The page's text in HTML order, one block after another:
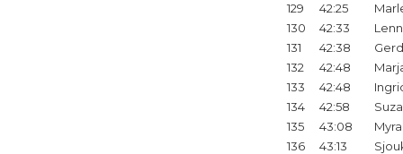
129
42:25
130
42:33
131
42:38
132
42:48
133
42:48
134
42:58
135
43:08
Myra
136
43:13